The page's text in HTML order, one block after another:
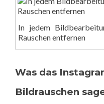
In jedem
Rauschen entfernen
Was das
Bildrauschen